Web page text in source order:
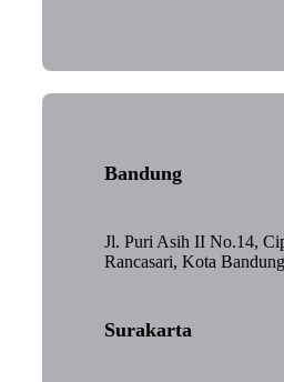
Bandung
Jl. Puri Asih II No.14,
Rancasari, Kota
Surakarta